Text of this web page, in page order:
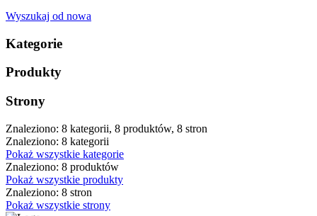
Wyszukaj od nowa
Kategorie
Produkty
Strony
Znaleziono: 8 kategorii, 8 produktów, 8 stron
Znaleziono: 8 kategorii
Pokaż wszystkie kategorie
Znaleziono: 8 produktów
Pokaż wszystkie produkty
Znaleziono: 8 stron
Pokaż wszystkie strony